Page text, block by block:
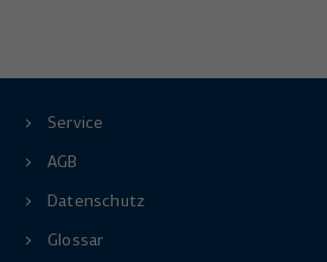
Service
AGB
Datenschutz
Glossar